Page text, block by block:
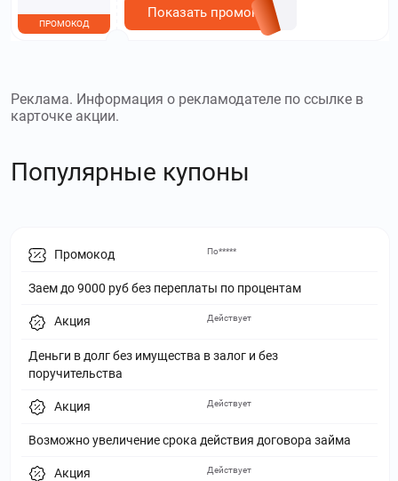
ПРОМОКОД
Показать промокод
Реклама. Информация о рекламодателе по ссылке в
карточке акции.
Популярные купоны
Промокод
Заем до 9000 руб без переплаты по процентам
По*****
Акция
Деньги в долг без имущества в залог и без
поручительства
Действует
Акция
Возможно увеличение срока действия договора займа
Действует
Акция Действует